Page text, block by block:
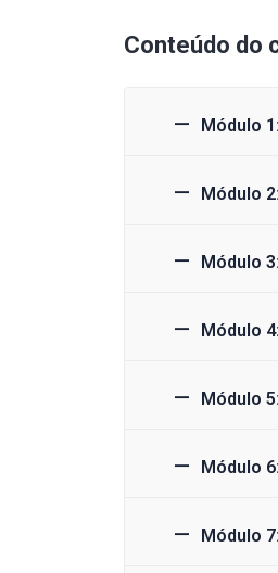
Conteúdo do
Módulo
Módulo
Módulo
Módulo
Módulo
Módulo
Módulo